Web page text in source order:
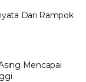
Dari Rampok
Mencapai